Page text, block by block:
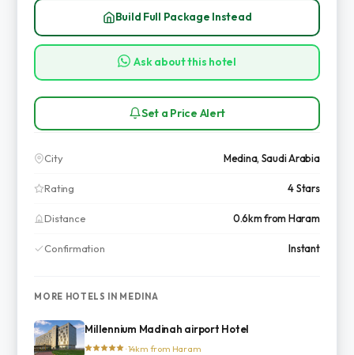
Build Full Package Instead
Ask about this hotel
Set a Price Alert
City Medina, Saudi Arabia
Rating 4 Stars
Distance 0.6km from Haram
Confirmation Instant
MORE HOTELS IN MEDINA
Millennium Madinah airport Hotel
· 14km from Haram